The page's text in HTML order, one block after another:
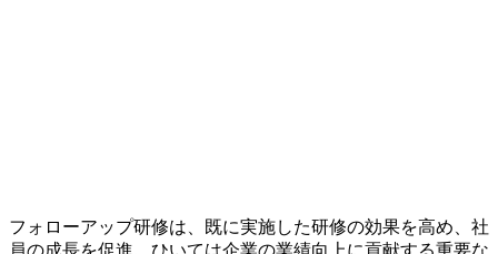
フォローアップ研修は、既に実施した研修の効果を高め、社
員の成長を促進、ひいては企業の業績向上に貢献する重要な